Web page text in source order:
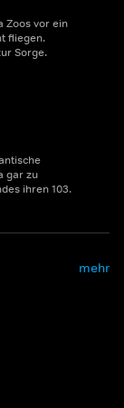
Zoos vor ein
fliegen.
Sorge.
gar zu
ihren 103.
mehr